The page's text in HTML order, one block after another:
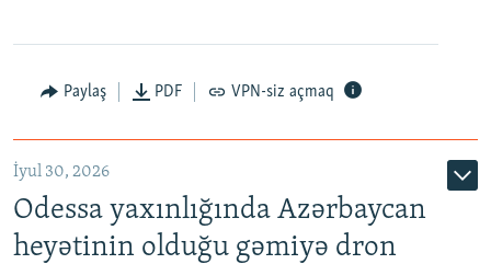
Paylaş PDF VPN-siz açmaq
İyul 30, 2026
Odessa yaxınlığında Azərbaycan
heyətinin olduğu gəmiyə dron